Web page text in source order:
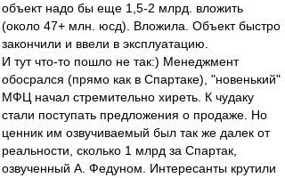
объект надо бы еще 1,5-2 млрд. вложить
(около 47+ млн. юсд). Вложила. Объект быстро
закончили и ввели в эксплуатацию.
И тут что-то пошло не так:) Менеджмент
обосрался (прямо как в Спартаке), "новенький"
МФЦ начал стремительно хиреть. К чудаку
стали поступать предложения о продаже. Но
ценник им озвучиваемый был так же далек от
реальности, сколько 1 млрд за Спартак,
озвученный А. Федуном. Интересанты крутили